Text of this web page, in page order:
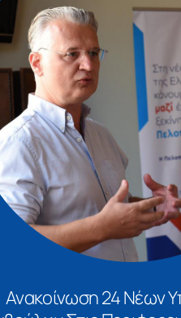
Ανακοίνωση 24 Νέων